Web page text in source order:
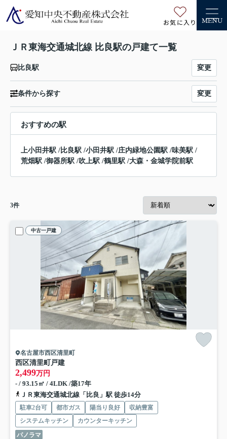
お気に入り MENU
ＪＲ東海交通城北線 比良駅の戸建て一覧
比良駅 変更
条件から探す 変更
おすすめの駅
上小田井駅 / 比良駅 /小田井駅 /庄内緑地公園駅 /味美駅 /
荒畑駅 /御器所駅 /吹上駅 /鶴里駅 /大森・金城学院前駅
3件
中古一戸建
名古屋市西区清里町
西区清里町戸建
2,499万円
- / 93.15㎡ / 4LDK /築17年
ＪＲ東海交通城北線「比良」駅 徒歩14分
駐車2台可 都市ガス 陽当り良好
収納豊富
システムキッチン
カウンターキッチン
パノラマ